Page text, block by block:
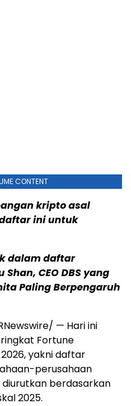
CONTENT
kripto asal
ini untuk
dalam daftar
CEO DBS yang
Paling Berpengaruh
— Hari ini
Fortune
yakni daftar
perusahaan
berdasarkan
2025.